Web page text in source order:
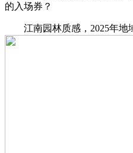
的入场券？
江南园林质感，2025年地域